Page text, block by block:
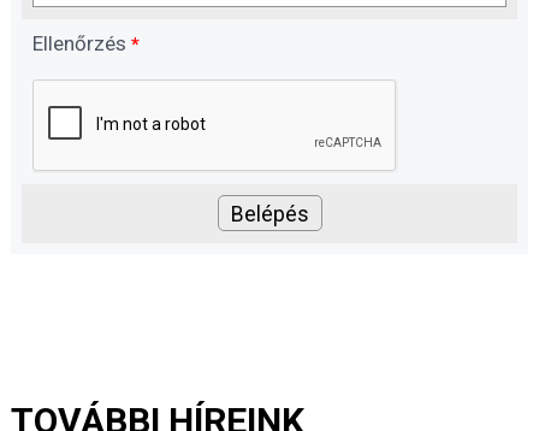
Ellenőrzés *
TOVÁBBI HÍREINK